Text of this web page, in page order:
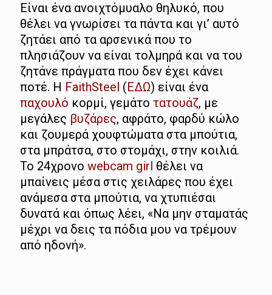
Είναι ένα ανοιχτόμυαλο θηλυκό, που
θέλει να γνωρίσει τα πάντα και γι’ αυτό
ζητάει από τα αρσενικά που το
πλησιάζουν να είναι τολμηρά και να του
ζητάνε πράγματα που δεν έχει κάνει
ποτέ. Η FaithSteel (ΕΔΩ) είναι ένα
παχουλό κορμί, γεμάτο τατουάζ, με
μεγάλες βυζάρες, αφράτο, φαρδύ κώλο
και ζουμερά χουφτώματα στα μπούτια,
στα μπράτσα, στο στομάχι, στην κοιλιά.
Το 24χρονο webcam girl θέλει να
μπαίνεις μέσα στις χειλάρες που έχει
ανάμεσα στα μπούτια, να χτυπιέσαι
δυνατά και όπως λέει, «Να μην σταματάς
μέχρι να δεις τα πόδια μου να τρέμουν
από ηδονή».